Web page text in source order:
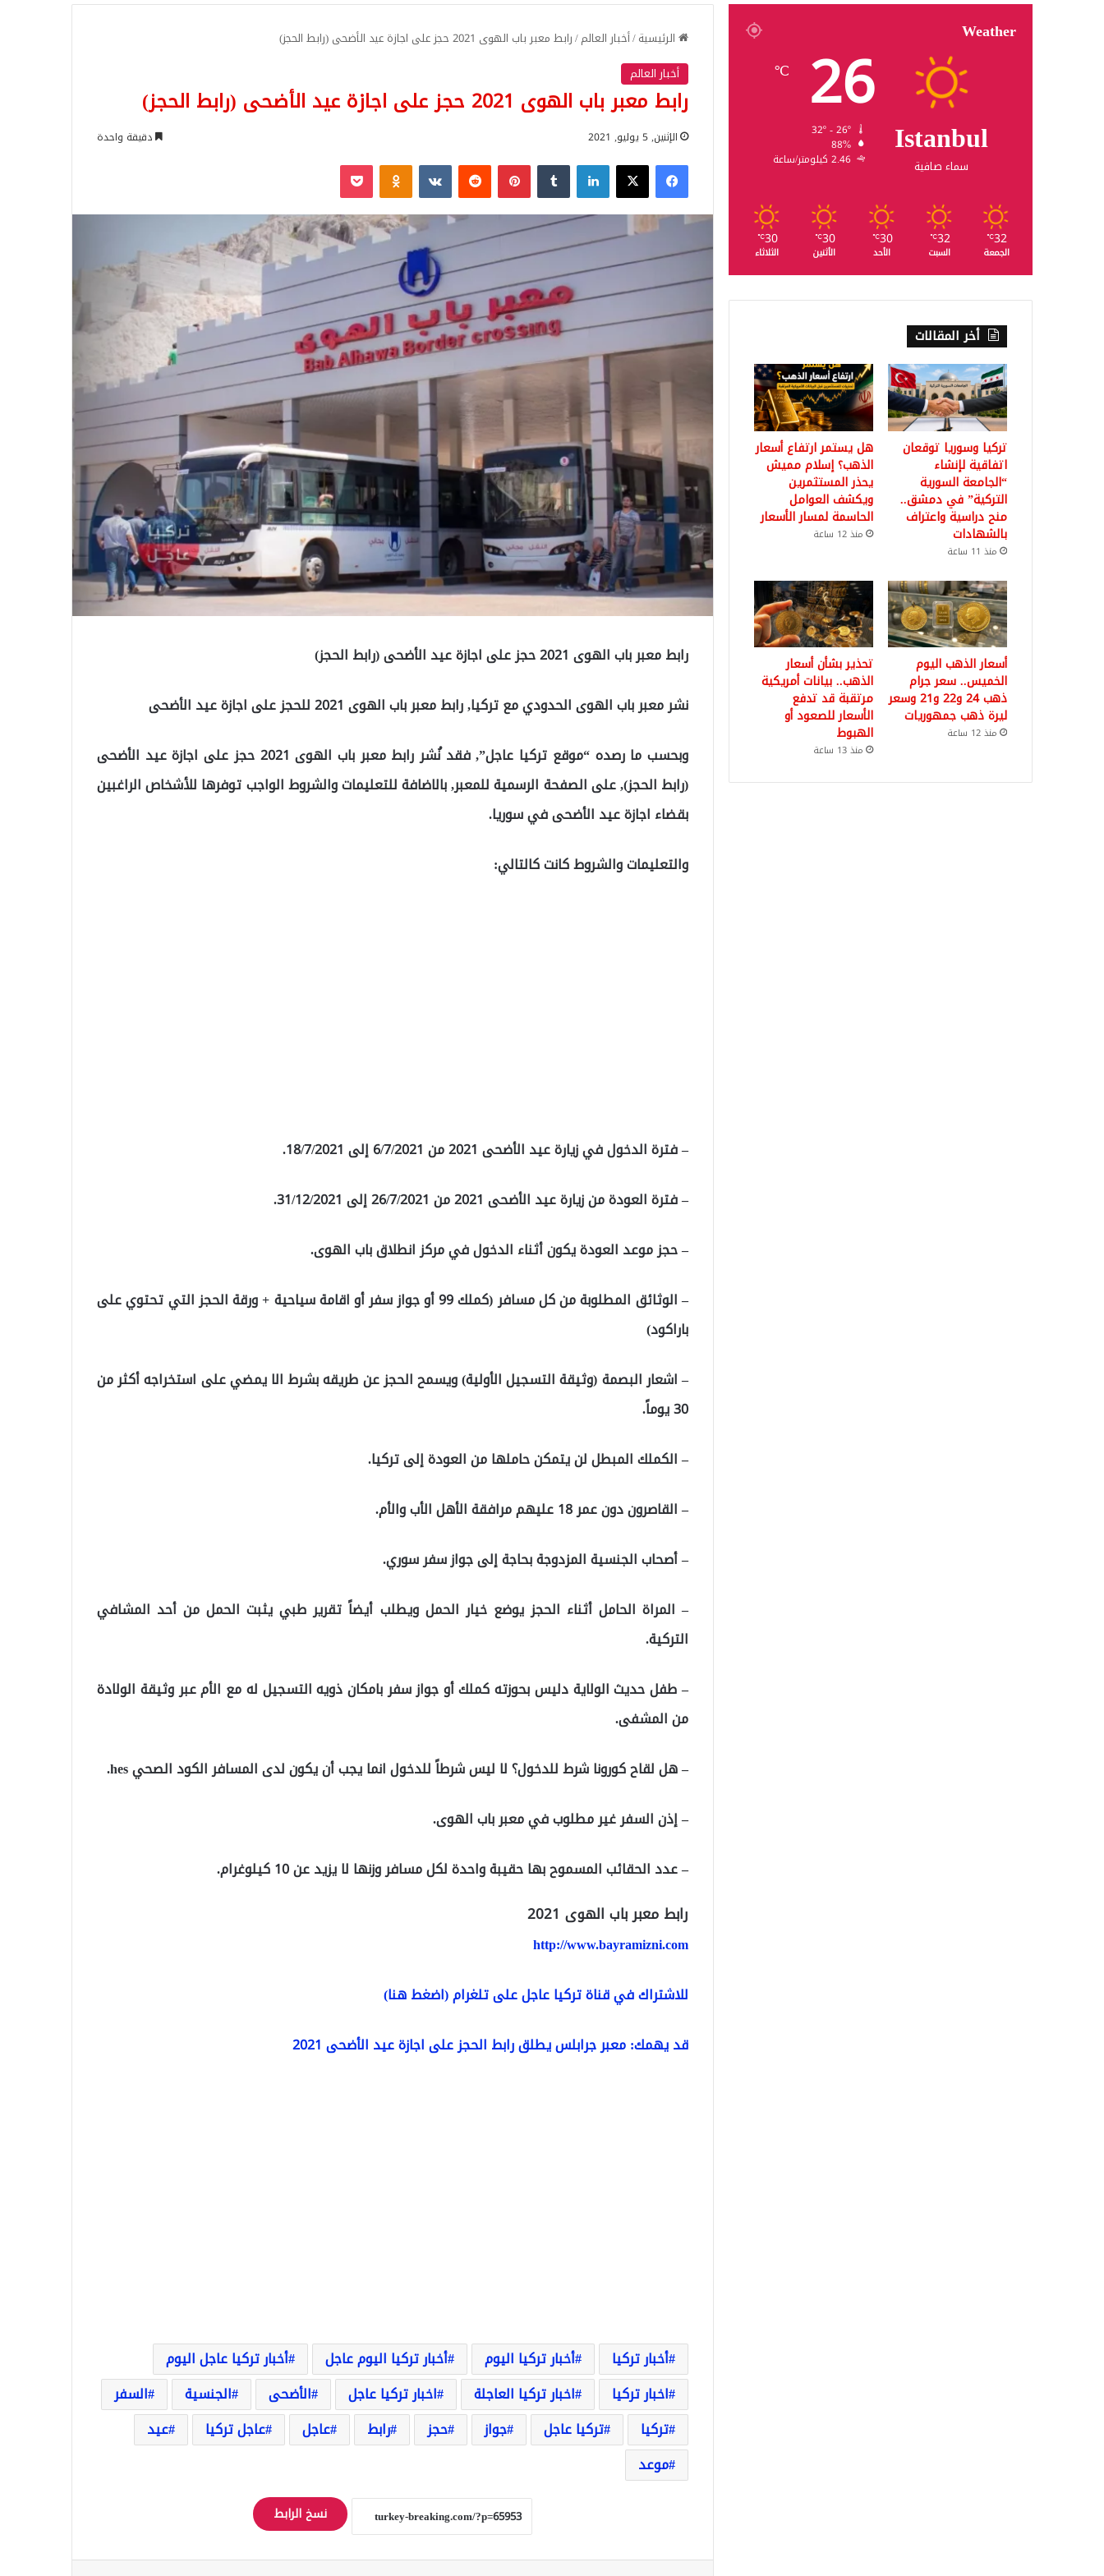
الرئيسية/أخبار العالم/رابط معبر باب الهوى 2021 حجز على اجازة عيد الأضحى (رابط الحجز)
أخبار العالم
رابط معبر باب الهوى 2021 حجز على اجازة عيد الأضحى (رابط الحجز)
الإثنين, 5 يوليو, 2021 دقيقة واحدة
فيسبوك‫X لينكدإن بينتيريست Odnoklassniki
‫Pocket
رابط معبر باب الهوى 2021 حجز على اجازة عيد الأضحى (رابط الحجز)
نشر معبر باب الهوى الحدودي مع تركيا, رابط معبر باب الهوى 2021 للحجز على اجازة عيد الأضحى
وبحسب ما رصده “موقع تركيا عاجل”, فقد نُشر رابط معبر باب الهوى 2021 حجز على اجازة عيد الأضحى
(رابط الحجز), على الصفحة الرسمية للمعبر, بالاضافة للتعليمات والشروط الواجب توفرها للأشخاص الراغبين
بقضاء اجازة عيد الأضحى في سوريا.
والتعليمات والشروط كانت كالتالي:
– فترة الدخول في زيارة عيد الأضحى 2021 من 6/7/2021 إلى 18/7/2021.
– فترة العودة من زيارة عيد الأضحى 2021 من 26/7/2021 إلى 31/12/2021.
– حجز موعد العودة يكون أثناء الدخول في مركز انطلاق باب الهوى.
– الوثائق المطلوبة من كل مسافر (كملك 99 أو جواز سفر أو اقامة سياحية + ورقة الحجز التي تحتوي على
باراكود)
– اشعار البصمة (وثيقة التسجيل الأولية) ويسمح الحجز عن طريقه بشرط الا يمضي على استخراجه أكثر من
30 يوماً.
– الكملك المبطل لن يتمكن حاملها من العودة إلى تركيا.
– القاصرون دون عمر 18 عليهم مرافقة الأهل الأب والأم.
– أصحاب الجنسية المزدوجة بحاجة إلى جواز سفر سوري.
– المراة الحامل أثناء الحجز يوضع خيار الحمل ويطلب أيضاً تقرير طبي يثبت الحمل من أحد المشافي
التركية.
– طفل حديث الولاية دليس بحوزته كملك أو جواز سفر بامكان ذويه التسجيل له مع الأم عبر وثيقة الولادة
من المشفى.
– هل لقاح كورونا شرط للدخول؟ لا ليس شرطاً للدخول انما يجب أن يكون لدى المسافر الكود الصحي hes.
– إذن السفر غير مطلوب في معبر باب الهوى.
– عدد الحقائب المسموح بها حقيبة واحدة لكل مسافر وزنها لا يزيد عن 10 كيلوغرام.
رابط معبر باب الهوى 2021
http://www.bayramizni.com
للاشتراك في قناة تركيا عاجل على تلغرام (اضغط هنا)
قد يهمك: معبر جرابلس يطلق رابط الحجز على اجازة عيد الأضحى 2021
أخبار تركيا أخبار تركيا اليوم أخبار تركيا اليوم عاجل
أخبار تركيا عاجل اليوم
اخبار تركيا
اخبار تركيا العاجلة اخبار تركيا عاجل الأضحى الجنسية
السفر
تركيا
تركيا عاجل جواز حجز رابط عاجل عاجل تركيا
عيد
موعد
نسخ الرابط
Weather
Istanbul
سماء صافية
26
℃
88%
2.46 كيلومتر/ساعة
32
℃
الجمعة
32
℃
السبت
30
℃
الأحد
30
℃
الأثنين
30
℃
الثلاثاء
أخر المقالات
تركيا وسوريا توقعان
اتفاقية لإنشاء
“الجامعة السورية
التركية” في دمشق..
منح دراسية واعتراف
بالشهادات
منذ 11 ساعة
هل يستمر ارتفاع أسعار
الذهب؟ إسلام مميش
يحذر المستثمرين
ويكشف العوامل
الحاسمة لمسار الأسعار
منذ 12 ساعة
أسعار الذهب اليوم
الخميس.. سعر جرام
ذهب 24 و22 و21 وسعر
ليرة ذهب جمهوريات
منذ 12 ساعة
تحذير بشأن أسعار
الذهب.. بيانات أمريكية
مرتقبة قد تدفع
الأسعار للصعود أو
الهبوط
منذ 13 ساعة